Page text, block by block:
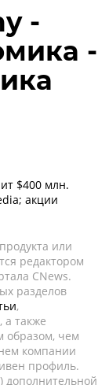
-
-
$400 млн.
акции
или
редактором
CNews.
разделов
,
а также
образом, чем
компании
профиль.
дополнительной